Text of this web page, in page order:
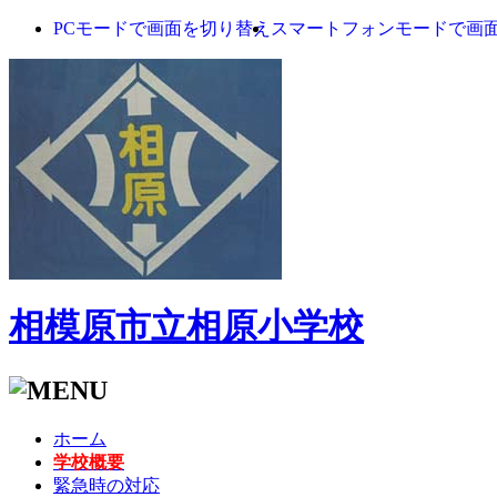
PCモードで画面を切り替え スマートフォンモードで画
相模原市立相原小学校
ホーム
学校概要
緊急時の対応